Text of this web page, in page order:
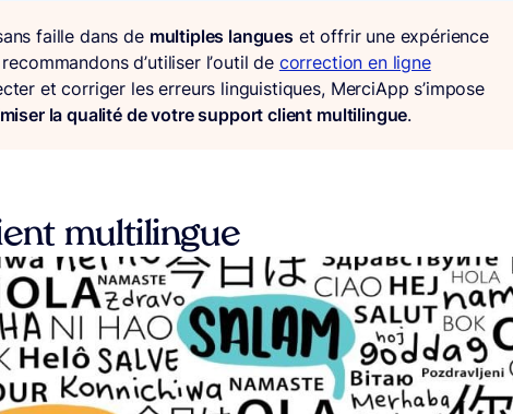
faille dans de multiples langueset offrir une expérience
d’utiliser l’outil de correction en ligne
et corriger les erreurs linguistiques, MerciApp s’impose
la qualité de votre support client multilingue.
multilingue